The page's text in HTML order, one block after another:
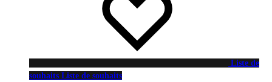
Liste de
souhaits Liste de souhaits